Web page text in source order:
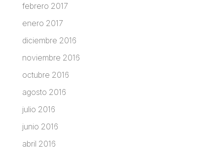
febrero 2017
enero 2017
diciembre 2016
noviembre 2016
octubre 2016
agosto 2016
julio 2016
junio 2016
abril 2016